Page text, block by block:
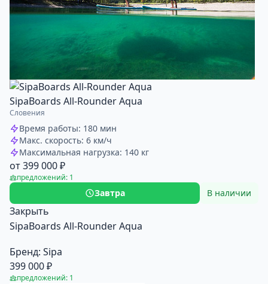
SipaBoards All-Rounder Aqua
Словения
Время работы: 180 мин
Макс. скорость: 6 км/ч
Максимальная нагрузка: 140 кг
от 399 000 ₽
предложений: 1
Завтра В наличии
Закрыть
SipaBoards All-Rounder Aqua
Бренд: Sipa
399 000 ₽
предложений: 1